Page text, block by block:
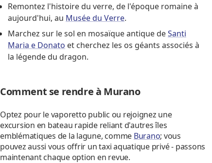
Remontez l'histoire du verre, de l'époque romaine à
aujourd'hui, au Musée du Verre.
Marchez sur le sol en mosaïque antique deSanti
Maria e Donato et cherchez les os géants associés à
la légende du dragon.
Comment se rendre à Murano
Optez pour le vaporetto public ou rejoignez une
excursion en bateau rapide reliant d'autres îles
emblématiques de la lagune, comme Burano; vous
pouvez aussi vous offrir un taxi aquatique privé - passons
maintenant chaque option en revue.